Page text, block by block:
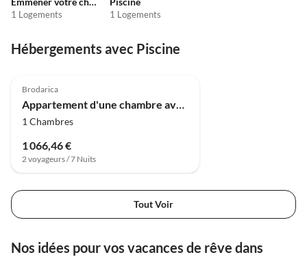
1 Logements 1 Logements
Hébergements avec Piscine
Brodarica
Appartement d'une chambre avec vue sur la mer
1 Chambres
1 066,46 €
2 voyageurs / 7 Nuits
Tout Voir
Nos idées pour vos vacances de rêve dans